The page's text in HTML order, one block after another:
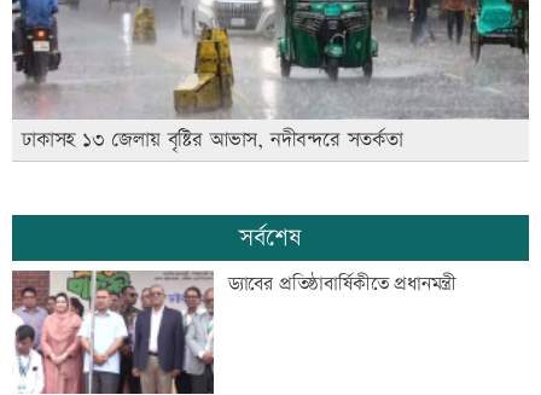
ঢাকাসহ ১৩ জেলায় বৃষ্টির আভাস, নদীবন্দরে সতর্কতা
সর্বশেষ
ড্যাবের প্রতিষ্ঠাবার্ষিকীতে প্রধানমন্ত্রী